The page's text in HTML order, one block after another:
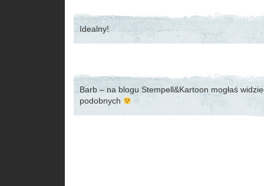
Idealny!
Barb – na blogu Stempell&Kartoon mogłaś
podobnych